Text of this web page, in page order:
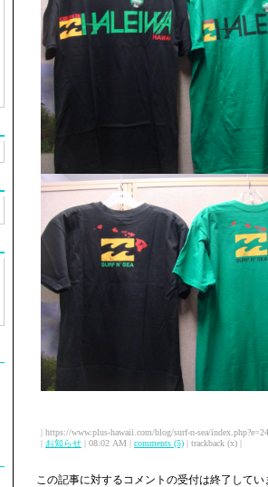
| https://www.plus-hawaii.com/blog/surf-n-sea/
| お知らせ | 08:02 AM | comments (5) | trackback (x) |
この記事に対するコメントの受付は終了してい